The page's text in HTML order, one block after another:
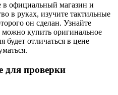
в официальный магазин и
в руках, изучите тактильные
он сделан. Узнайте
купить оригинальное
будет отличаться в цене
для проверки